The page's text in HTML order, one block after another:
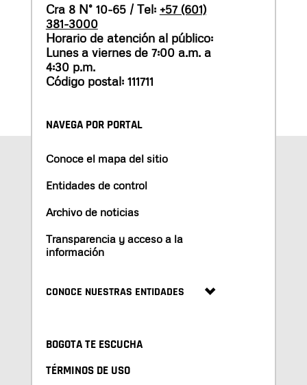
Cra 8 N° 10-65 / Tel: +57 (601)
381-3000
Horario de atención al público:
Lunes a viernes de 7:00 a.m. a
4:30 p.m.
Código postal: 111711
NAVEGA POR PORTAL
Conoce el mapa del sitio
Entidades de control
Archivo de noticias
Transparencia y acceso a la
información
CONOCE NUESTRAS ENTIDADES
BOGOTA TE ESCUCHA
TÉRMINOS DE USO